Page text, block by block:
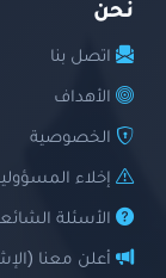
نحن
اتصل بنا
الأهداف
الخصوصية
إخلاء
الأسئلة
أعلن معنا